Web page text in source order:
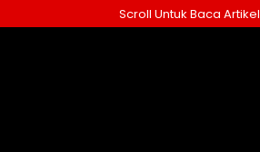
ke
Scroll Untuk Baca Artikel